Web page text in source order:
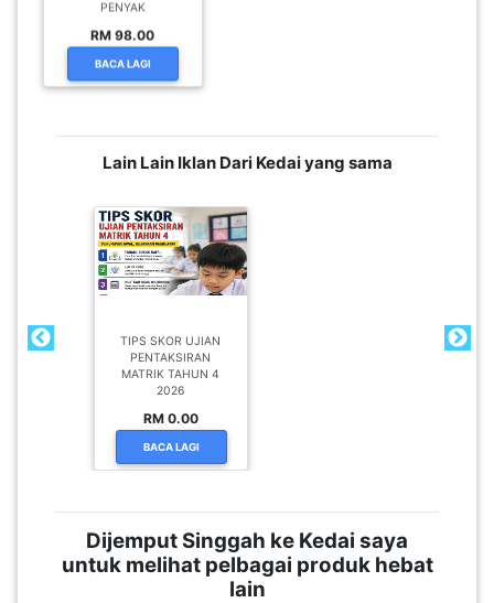
BACA LAGI
Lain Lain Iklan Dari Kedai yang sama
PENTAKSIRAN
MATRIK TAHUN 4
2026
BACA LAGI
Dijemput Singgah ke Kedai saya
untuk melihat pelbagai produk hebat
lain